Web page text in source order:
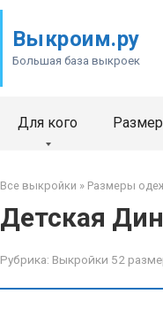
Выкроим.ру
Большая база выкроек
Для кого
Все выкройки » Размеры
Детская
Рубрика: Выкройки 52